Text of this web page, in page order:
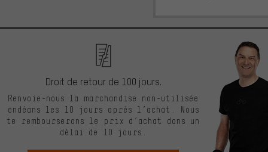
Droit de retour de 100 jours.
Renvoie-nous la marchandise non-utilisée
endéans les 10 jours après l’achat. Nous
te rembourserons le prix d’achat dans un
délai de 10 jours.